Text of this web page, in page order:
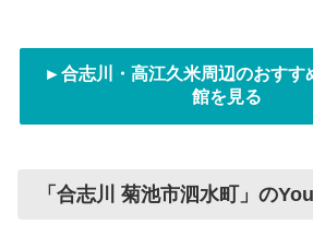
►合志川・高江久米周辺のおすす
館を見る
「合志川 菊池市泗水町」の